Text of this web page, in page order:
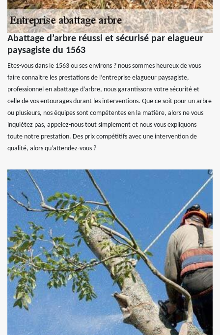
Abattage d’arbre réussi et sécurisé par elagueur
paysagiste du 1563
Etes-vous dans le 1563 ou ses environs ? nous sommes heureux de vous
faire connaitre les prestations de l’entreprise elagueur paysagiste,
professionnel en abattage d’arbre, nous garantissons votre sécurité et
celle de vos entourages durant les interventions. Que ce soit pour un arbre
ou plusieurs, nos équipes sont compétentes en la matière, alors ne vous
inquiétez pas, appelez-nous tout simplement et nous vous expliquons
toute notre prestation. Des prix compétitifs avec une intervention de
qualité, alors qu’attendez-vous ?